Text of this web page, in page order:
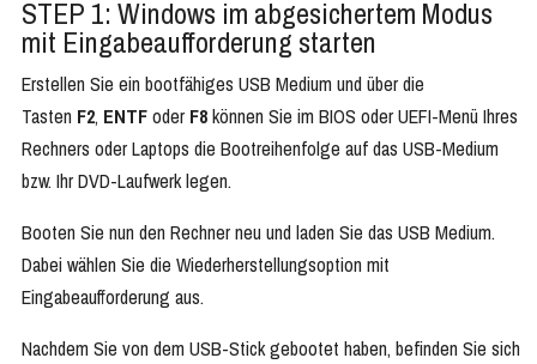
STEP 1: Windows im abgesichertem Modus
mit Eingabeaufforderung starten
Erstellen Sie ein bootfähiges USB Medium und über die
Tasten F2, ENTFoder F8können Sie im BIOS oder UEFI-Menü Ihres
Rechners oder Laptops die Bootreihenfolge auf das USB-Medium
bzw. Ihr DVD-Laufwerk legen.
Booten Sie nun den Rechner neu und laden Sie das USB Medium.
Dabei wählen Sie die Wiederherstellungsoption mit
Eingabeaufforderung aus.
Nachdem Sie von dem USB-Stick gebootet haben, befinden Sie sich